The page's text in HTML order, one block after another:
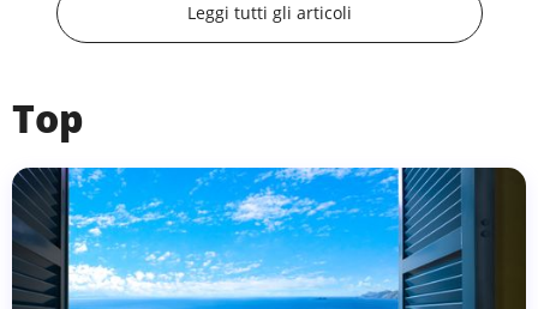
Leggi tutti gli articoli
Top